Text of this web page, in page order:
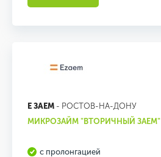
Е ЗАЕМ - РОСТОВ-НА-ДОНУ
МИКРОЗАЙМ "ВТОРИЧНЫЙ ЗАЕМ"
с пролонгацией